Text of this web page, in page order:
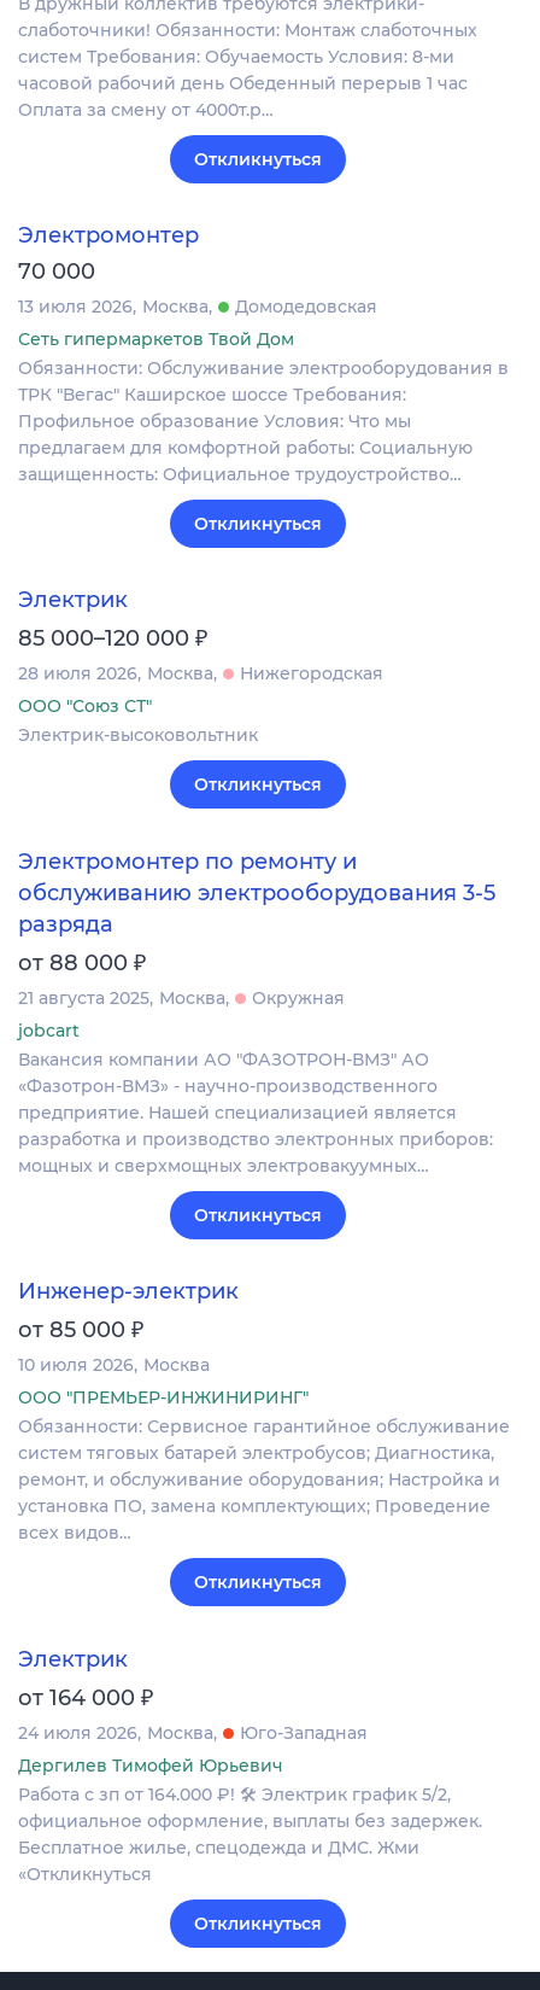
слаботочники! Обязанности: Монтаж слаботочных
систем Требования: Обучаемость Условия: 8-ми
часовой рабочий день Обеденный перерыв 1 час
Оплата за смену от 4000т.р…
Откликнуться
Электромонтер
70 000
13 июля 2026 Москва
Домодедовская
Сеть гипермаркетов Твой Дом
Обязанности: Обслуживание электрооборудования в
ТРК "Вегас" Каширское шоссе Требования:
Профильное образование Условия: Что мы
предлагаем для комфортной работы: Социальную
защищенность: Официальное трудоустройство…
Откликнуться
Электрик
85 000–120 000 ₽
28 июля 2026 Москва
Нижегородская
ООО "Союз СТ"
Электрик-высоковольтник
Откликнуться
Электромонтер по ремонту и
обслуживанию электрооборудования 3-5
разряда
от 88 000 ₽
21 августа 2025 Москва
Окружная
jobcart
Вакансия компании АО "ФАЗОТРОН-ВМЗ" АО
«Фазотрон-ВМЗ» - научно-производственного
предприятие. Нашей специализацией является
разработка и производство электронных приборов:
мощных и сверхмощных электровакуумных…
Откликнуться
Инженер-электрик
от 85 000 ₽
10 июля 2026 Москва
ООО "ПРЕМЬЕР-ИНЖИНИРИНГ"
Обязанности: Сервисное гарантийное обслуживание
систем тяговых батарей электробусов; Диагностика,
ремонт, и обслуживание оборудования; Настройка и
установка ПО, замена комплектующих; Проведение
всех видов…
Откликнуться
Электрик
от 164 000 ₽
24 июля 2026 Москва
Юго-Западная
Дергилев Тимофей Юрьевич
Работа с зп от 164.000 ₽! 🛠 Электрик график 5/2,
официальное оформление, выплаты без задержек.
Бесплатное жилье, спецодежда и ДМС. Жми
«Откликнуться
Откликнуться